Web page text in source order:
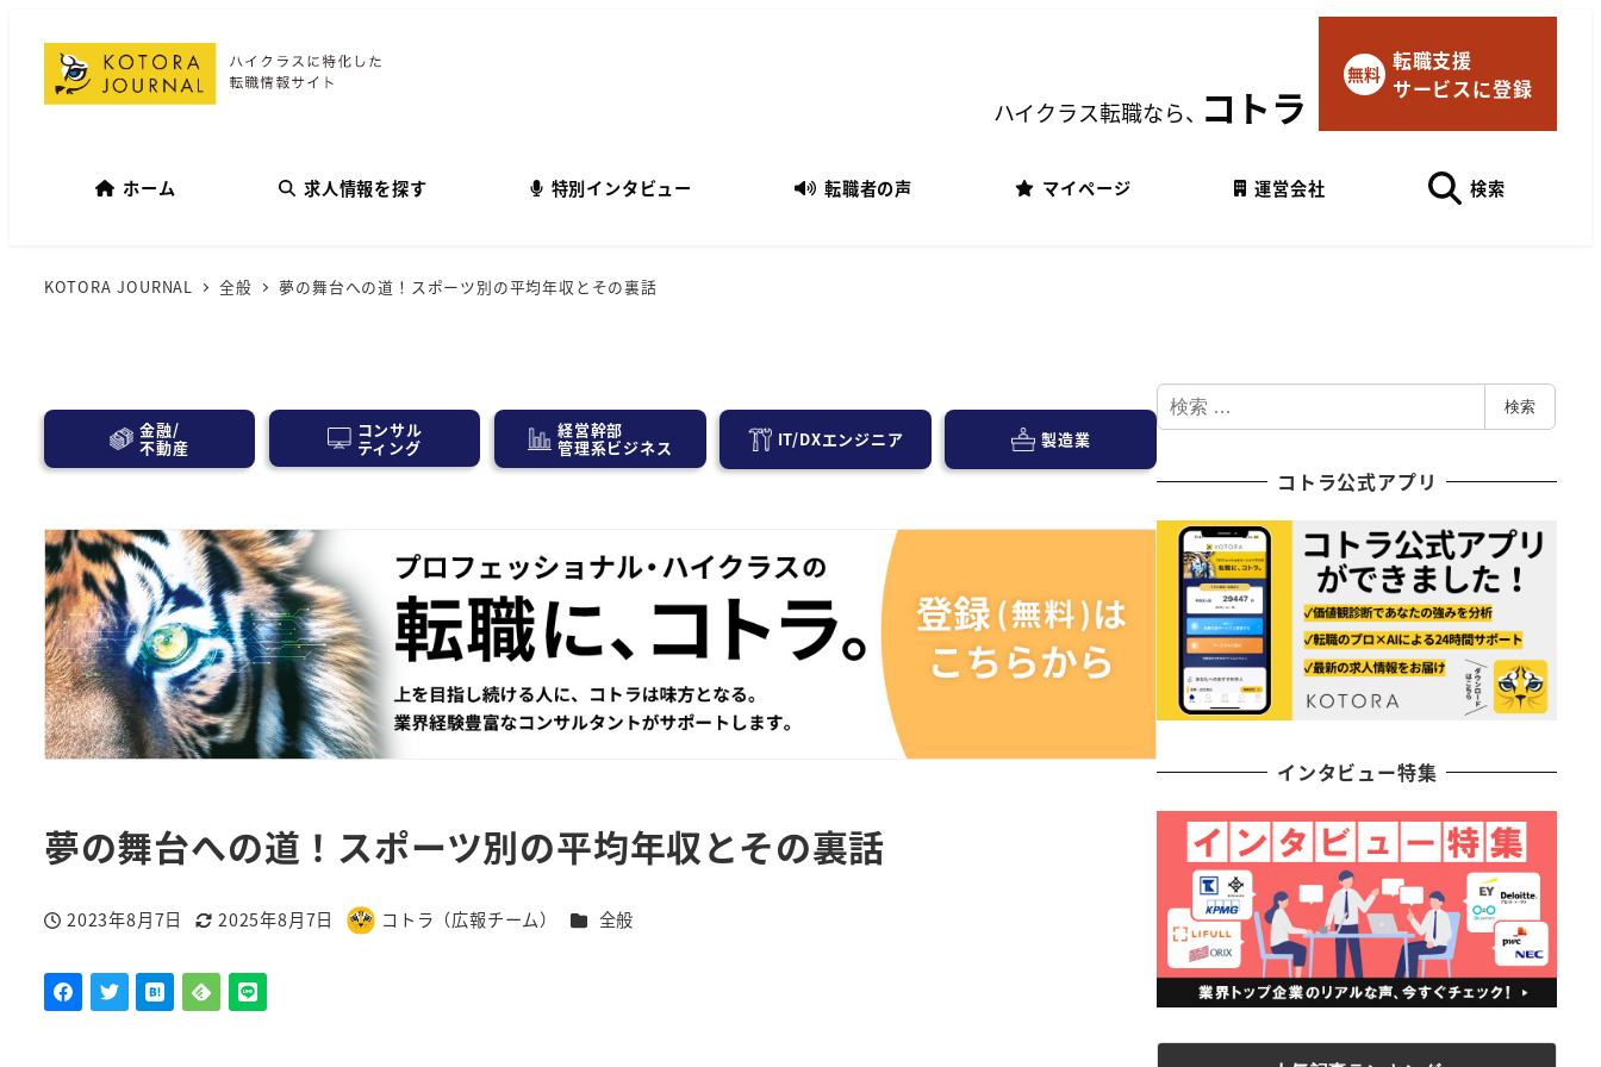
マイページにログイン
ハイクラス転職なら、コトラ
無料 転職支援
サービスに登録
ホーム 求人情報を探す 特別インタビュー 転職者の声 マイページ 運営会社 検索
KOTORA JOURNAL 全般 夢の舞台への道！スポーツ別の平均年収とその裏話
金融/
不動産
コンサル
ティング
経営幹部
管理系ビジネス IT/DXエンジニア 製造業
夢の舞台への道！スポーツ別の平均年収とその裏話
投稿日
2023年8月7日
更新日
2025年8月7日
著
コトラ（広報チーム） カテゴリー
全般
検
索
検索
コトラ公式アプリ
インタビュー特集